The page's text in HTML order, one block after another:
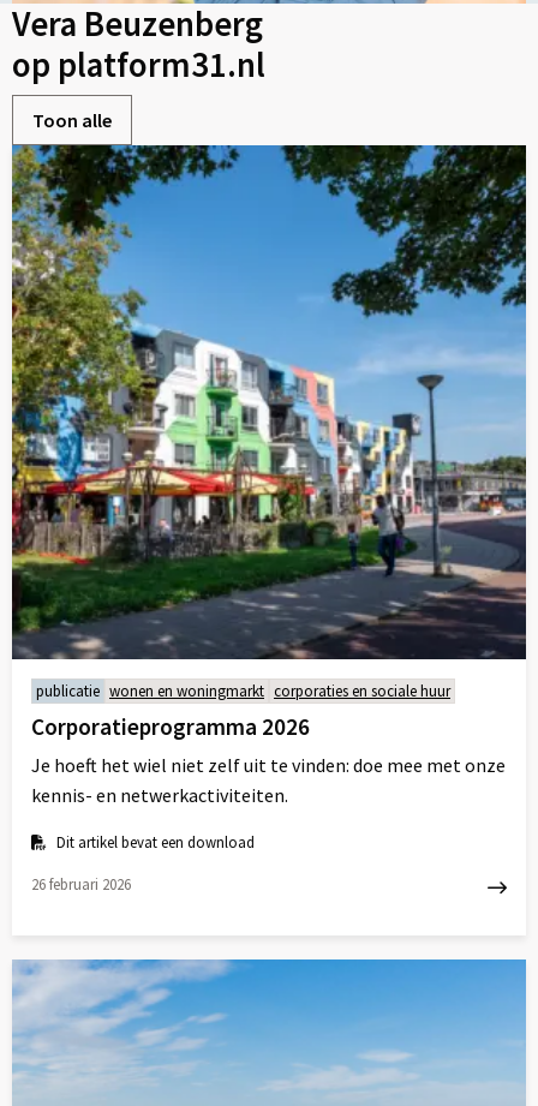
Vera Beuzenberg
op platform31.nl
Toon alle
publicatie wonen en woningmarkt corporaties en sociale huur
Corporatieprogramma 2026
Je hoeft het wiel niet zelf uit te vinden: doe mee met onze
kennis- en netwerkactiviteiten.
Dit artikel bevat een download
26 februari 2026
meer
over